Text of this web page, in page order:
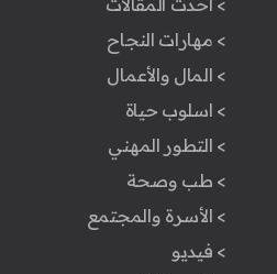
> أحدث المقالات
> مهارات النجاح
> المال والأعمال
> اسلوب حياة
> التطور المهني
> طب وصحة
> الأسرة والمجتمع
> فيديو